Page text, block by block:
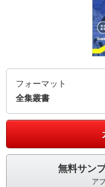
フォーマット
全集叢書
無料サン
ア